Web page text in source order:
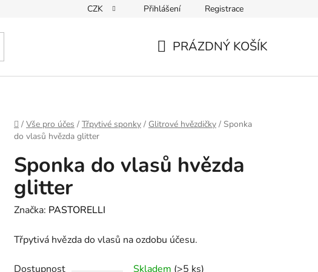
CZK Přihlášení Registrace
PRÁZDNÝ KOŠÍK
Domů
/ Vše pro účes / Třpytivé sponky / Glitrové hvězdičky / Sponka
do vlasů hvězda glitter
Sponka do vlasů hvězda
glitter
Značka: PASTORELLI
Třpytivá hvězda do vlasů na ozdobu účesu.
Dostupnost Skladem (>5 ks)